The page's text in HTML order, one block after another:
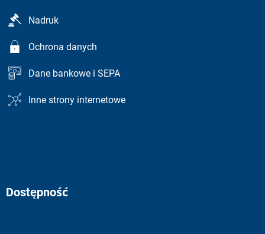
Nadruk
Ochrona danych
Dane bankowe i SEPA
Inne strony internetowe
Dostępność